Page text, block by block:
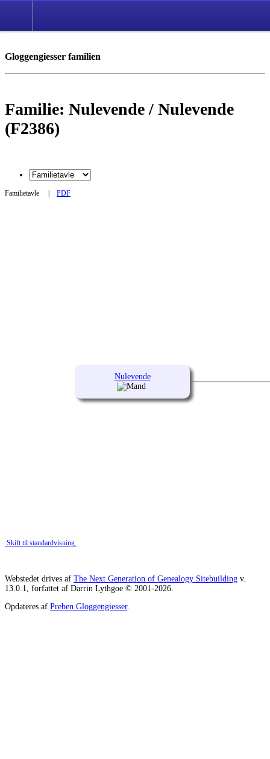
Gloggengiesser familien
Familie: Nulevende / Nulevende
(F2386)
Familietavle | PDF
Nulevende
Skift til standardvisning
Webstedet drives af The Next Generation of Genealogy Sitebuilding v.
13.0.1, forfattet af Darrin Lythgoe © 2001-2026.
Opdateres af Preben Gloggengiesser.